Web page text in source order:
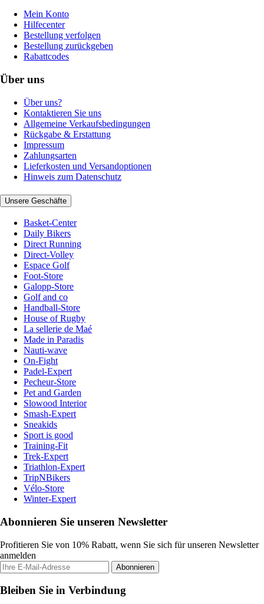
Mein Konto
Hilfecenter
Bestellung verfolgen
Bestellung zurückgeben
Rabattcodes
Über uns
Über uns?
Kontaktieren Sie uns
Allgemeine Verkaufsbedingungen
Rückgabe & Erstattung
Impressum
Zahlungsarten
Lieferkosten und Versandoptionen
Hinweis zum Datenschutz
Unsere Geschäfte
Basket-Center
Daily Bikers
Direct Running
Direct-Volley
Espace Golf
Foot-Store
Galopp-Store
Golf and co
Handball-Store
House of Rugby
La sellerie de Maé
Made in Paradis
Nauti-wave
On-Fight
Padel-Expert
Pecheur-Store
Pet and Garden
Slowood Interior
Smash-Expert
Sneakids
Sport is good
Training-Fit
Trek-Expert
Triathlon-Expert
TripNBikers
Vélo-Store
Winter-Expert
Abonnieren Sie unseren Newsletter
Profitieren Sie von 10% Rabatt, wenn Sie sich für unseren Newsletter
anmelden
Abonnieren
Bleiben Sie in Verbindung